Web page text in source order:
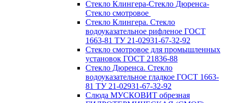
Стекло Клингера-Стекло Дюренса-
Стекло смотровое
Стекло Клингера. Стекло
водоуказательное рифленое ГОСТ
1663-81 ТУ 21-02931-67-32-92
Стекло смотровое для промышленных
установок ГОСТ 21836-88
Стекло Дюренса. Стекло
водоуказательное гладкое ГОСТ 1663-
81 ТУ 21-02931-67-32-92
Слюда МУСКОВИТ обрезная